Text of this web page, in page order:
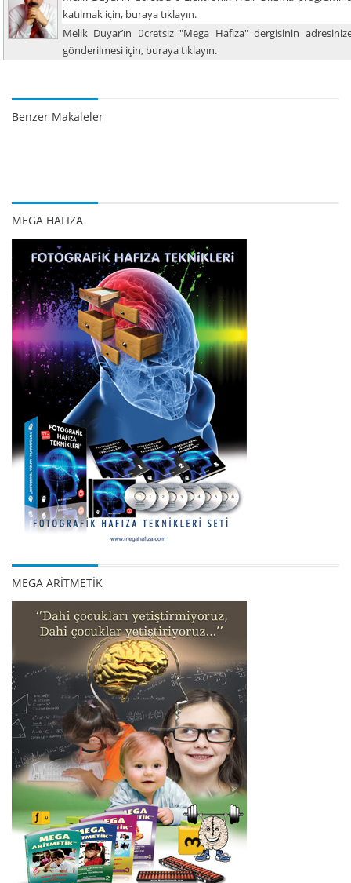
katılmak için, buraya tıklayın.
Melik Duyar’ın ücretsiz "Mega Hafıza" dergisinin
gönderilmesi için, buraya tıklayın.
Benzer Makaleler
MEGA HAFIZA
MEGA ARİTMETİK